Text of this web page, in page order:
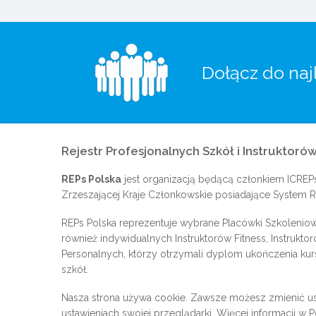
Dołącz do
Rejestr Profesjonalnych Szkół i
REPs Polska jest organizacją będącą członkiem
Zrzeszającej Kraje Członkowskie posiadające System
REPs Polska reprezentuje wybrane Placówki
również indywidualnych Instruktorów Fitness,
Personalnych, którzy otrzymali dyplom ukończenia
szkół.
Nasza strona używa cookie. Zawsze możesz zmienić
ustawieniach swojej przeglądarki. Więcej informacji w